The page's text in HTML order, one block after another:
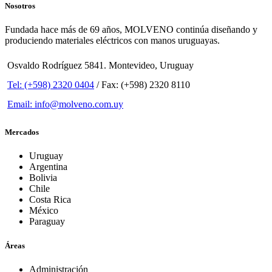
Nosotros
Fundada hace más de 69 años, MOLVENO continúa diseñando y
produciendo materiales eléctricos con manos uruguayas.
Osvaldo Rodríguez 5841. Montevideo, Uruguay
Tel: (+598) 2320 0404 / Fax: (+598) 2320 8110
Email: info@molveno.com.uy
Mercados
Uruguay
Argentina
Bolivia
Chile
Costa Rica
México
Paraguay
Áreas
Administración